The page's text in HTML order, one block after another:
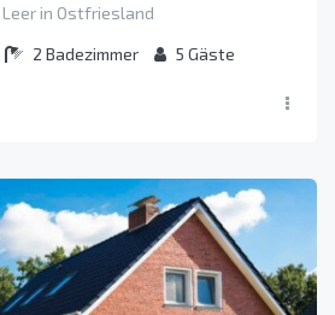
in Ostfriesland
2 Badezimmer 5 Gäste